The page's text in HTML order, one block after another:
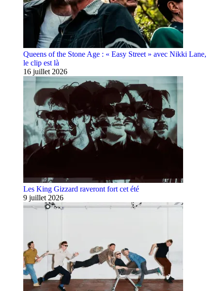
Queens of the Stone Age : « Easy Street » avec Nikki Lane,
le clip est là
16 juillet 2026
Les King Gizzard raveront fort cet été
9 juillet 2026